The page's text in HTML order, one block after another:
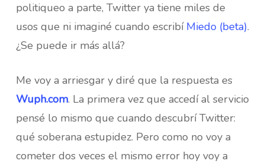
politiqueo a parte, Twitter ya tiene miles de
usos que ni imaginé cuando escribí Miedo (beta).
¿Se puede ir más allá?
Me voy a arriesgar y diré que la respuesta es
Wuph.com. La primera vez que accedí al servicio
pensé lo mismo que cuando descubrí Twitter:
qué soberana estupidez. Pero como no voy a
cometer dos veces el mismo error hoy voy a